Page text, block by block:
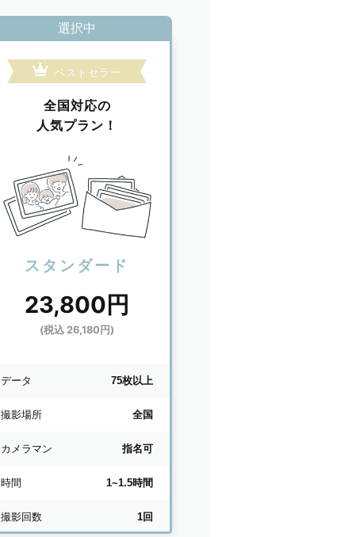
選択中
ベストセラー
全国対応の
人気プラン！
スタンダード
23,800円
(税込 26,180円)
データ 75枚以上
撮影場所 全国
カメラマン 指名可
時間 1~1.5時間
撮影回数 1回